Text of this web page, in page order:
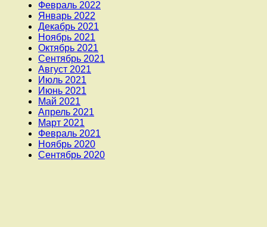
Февраль 2022
Январь 2022
Декабрь 2021
Ноябрь 2021
Октябрь 2021
Сентябрь 2021
Август 2021
Июль 2021
Июнь 2021
Май 2021
Апрель 2021
Март 2021
Февраль 2021
Ноябрь 2020
Сентябрь 2020